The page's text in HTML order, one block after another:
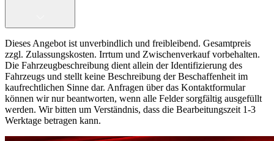
Dieses Angebot ist unverbindlich und freibleibend. Gesamtpreis
zzgl. Zulassungskosten. Irrtum und Zwischenverkauf vorbehalten.
Die Fahrzeugbeschreibung dient allein der Identifizierung des
Fahrzeugs und stellt keine Beschreibung der Beschaffenheit im
kaufrechtlichen Sinne dar. Anfragen über das Kontaktformular
können wir nur beantworten, wenn alle Felder sorgfältig ausgefüllt
werden. Wir bitten um Verständnis, dass die Bearbeitungszeit 1-3
Werktage betragen kann.